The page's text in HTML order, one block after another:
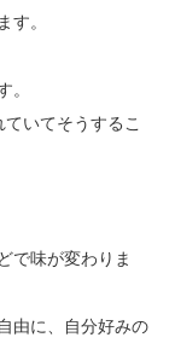
す。
。
いてそうするこ
で味が変わりま
由に、自分好みの